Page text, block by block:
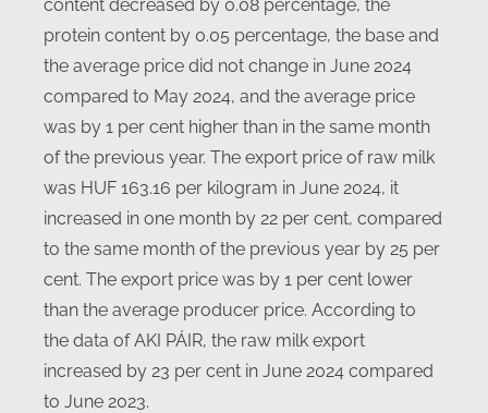
content decreased by 0.08 percentage, the
protein content by 0.05 percentage, the base and
the average price did not change in June 2024
compared to May 2024, and the average price
was by 1 per cent higher than in the same month
of the previous year. The export price of raw milk
was HUF 163.16 per kilogram in June 2024, it
increased in one month by 22 per cent, compared
to the same month of the previous year by 25 per
cent. The export price was by 1 per cent lower
than the average producer price. According to
the data of AKI PÁIR, the raw milk export
increased by 23 per cent in June 2024 compared
to June 2023.